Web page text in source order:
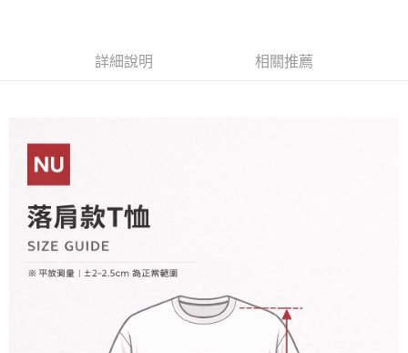
由本公司與您本人進行分期帳單所需資料之確認、核對及更正。
3.完整用戶服務條款，請詳閱以下連結：
ATM／網路銀行／等多元方式進行付款，方視為交易完成。
是否繳費成功／繳費後需取消欲退款等相關疑問，請聯繫「AFTEE先享後付
客戶支援中心」
１．透過由恩沛科技股份有限公司提供之「AFTEE先享後付」服務完成之交
易，需依本服務之必要範圍內提供個人資料，並將交易相關給付款項請求債
權轉讓予恩沛科技股份有限公司。
https://aftee.tw/terms/#terms3
３．未成年的使用者請事先徵得法定代理人或監護人之同意方可使用
「AFTEE先享後付」，若未經同意申辦者引起之損失，本公司不負相關責
４．使用「AFTEE先享後付」時，將依據個別帳號之用戶狀況，依本公司即
每筆NT$60，滿NT$899(含以上)免運費
宅配
每筆NT$65，滿NT$899(含以上)免運費
詳細說明 相關推薦